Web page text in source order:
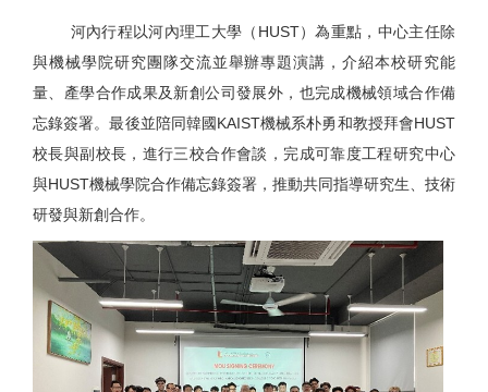
河內行程以河內理工大學（ HUST）為重點，中心主任除
與機械學院研究團隊交流並舉辦專題演講，介紹本校研究能
量、產學合作成果及新創公司發展外，也完成機械領域合作備
忘錄簽署。最後並陪同韓國KAIST機械系朴勇和教授拜會HUST
校長與副校長，進行三校合作會談，完成可靠度工程研究中心
與HUST機械學院合作備忘錄簽署，推動共同指導研究生、技術
研發與新創合作。